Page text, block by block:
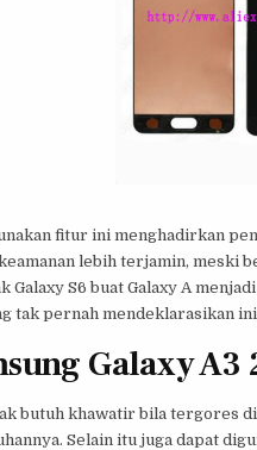
fitur ini menghadirkan
lebih terjamin, meski
Galaxy S6 buat Galaxy A
tak pernah mendeklarasikan
Galaxy
butuh khawatir bila tergores
Selain itu juga dapat